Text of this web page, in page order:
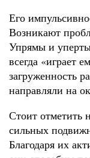
Его
Возникают
Упрямы и
всегда «играет
загруженность
направляли на
Стоит отметить
сильных
Благодаря их